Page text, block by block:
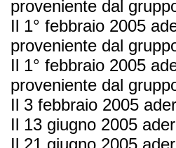
proveniente dal
Il 1° febbraio 2005
proveniente dal
Il 1° febbraio 2005
proveniente dal
Il 3 febbraio 2005
Il 13 giugno 2005
Il 21 giugno 2005